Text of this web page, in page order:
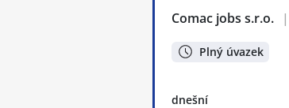
Comac jobs s.r.o. |
Plný úvazek
dnešní